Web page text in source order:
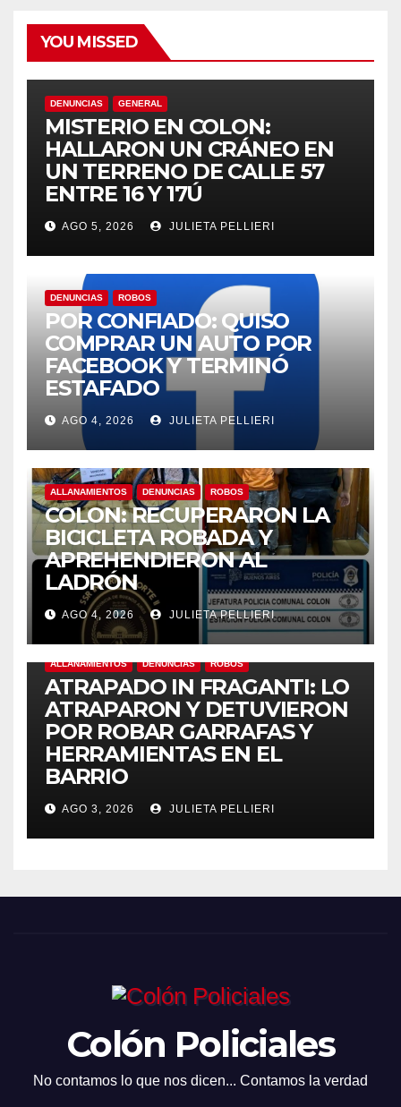
YOU MISSED
DENUNCIAS GENERAL
MISTERIO EN COLON:
HALLARON UN CRÁNEO EN
UN TERRENO DE CALLE 57
ENTRE 16 Y 17Ú
AGO 5, 2026 JULIETA PELLIERI
DENUNCIAS ROBOS
POR CONFIADO: QUISO
COMPRAR UN AUTO POR
FACEBOOK Y TERMINÓ
ESTAFADO
AGO 4, 2026 JULIETA PELLIERI
ALLANAMIENTOS DENUNCIAS ROBOS
COLON: RECUPERARON LA
BICICLETA ROBADA Y
APREHENDIERON AL
LADRÓN
AGO 4, 2026 JULIETA PELLIERI
ALLANAMIENTOS DENUNCIAS ROBOS
ATRAPADO IN FRAGANTI: LO
ATRAPARON Y DETUVIERON
POR ROBAR GARRAFAS Y
HERRAMIENTAS EN EL
BARRIO
AGO 3, 2026 JULIETA PELLIERI
Colón Policiales
No contamos lo que nos dicen... Contamos la verdad